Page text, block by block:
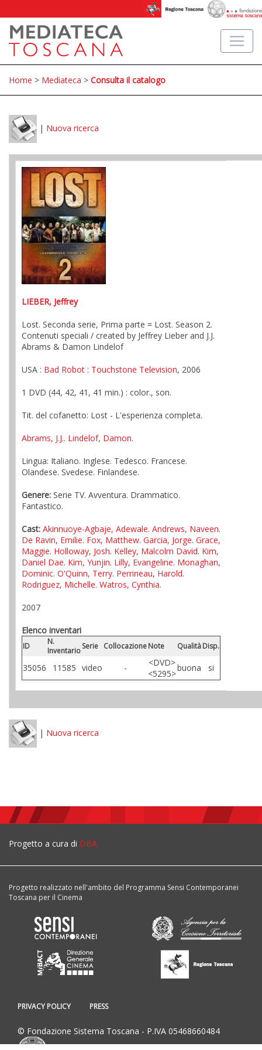
Home > Mediateca > Consulta il catalogo
| Nuova ricerca
LIEBER, Jeffrey
Lost. Seconda serie, Prima parte = Lost. Season 2.
Contenuti speciali / created by Jeffrey Lieber and J.J.
Abrams & Damon Lindelof
USA : Bad Robot : Touchstone Television, 2006
1 DVD (44, 42, 41, 41 min.) : color., son.
Tit. del cofanetto: Lost - L'esperienza completa.
Abrams, J.J.. Lindelof, Damon.
Lingua: Italiano. Inglese. Tedesco. Francese.
Olandese. Svedese. Finlandese.
Genere: Serie TV. Avventura. Drammatico.
Fantastico.
Cast: Akinnuoye-Agbaje, Adewale. Andrews, Naveen.
De Ravin, Emilie. Fox, Matthew. Garcia, Jorge. Grace,
Maggie. Holloway, Josh. Kelley, Malcolm David. Kim,
Daniel Dae. Kim, Yunjin. Lilly, Evangeline. Monaghan,
Dominic. O'Quinn, Terry. Perrineau, Harold.
Rodriguez, Michelle. Watros, Cynthia.
2007
Elenco inventari
ID
N.
InventarioSerie CollocazioneNote QualitàDisp.
35056 11585 video -
<DVD>
<5295>
buona si
| Nuova ricerca
Progetto a cura di DBA
Progetto realizzato nell'ambito del Programma Sensi Contemporanei
Toscana per il Cinema
PRIVACY POLICY PRESS
© Fondazione Sistema Toscana - P.IVA 05468660484